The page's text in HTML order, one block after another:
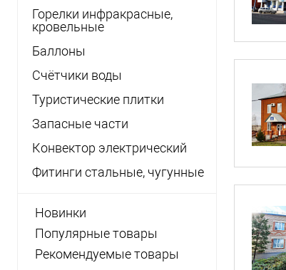
Горелки инфракрасные,
кровельные
Баллоны
Счётчики воды
Туристические плитки
Запасные части
Конвектор электрический
Фитинги стальные, чугунные
Новинки
Популярные товары
Рекомендуемые товары